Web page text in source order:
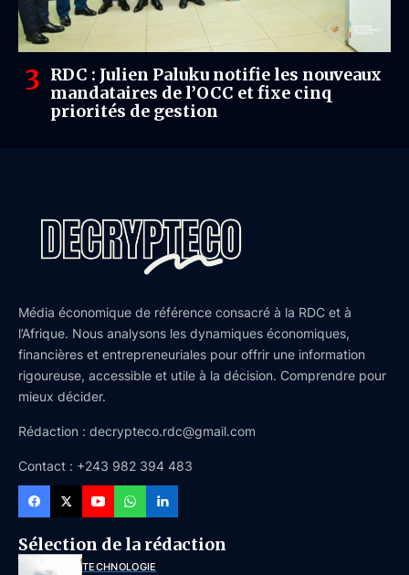
RDC : Julien Paluku notifie les nouveaux
mandataires de l’OCC et fixe cinq
priorités de gestion
Média économique de référence consacré à la RDC et à
l’Afrique. Nous analysons les dynamiques économiques,
financières et entrepreneuriales pour offrir une information
rigoureuse, accessible et utile à la décision. Comprendre pour
mieux décider.
Rédaction : decrypteco.rdc@gmail.com
Contact : +243 982 394 483
Sélection de la rédaction
TECHNOLOGIE